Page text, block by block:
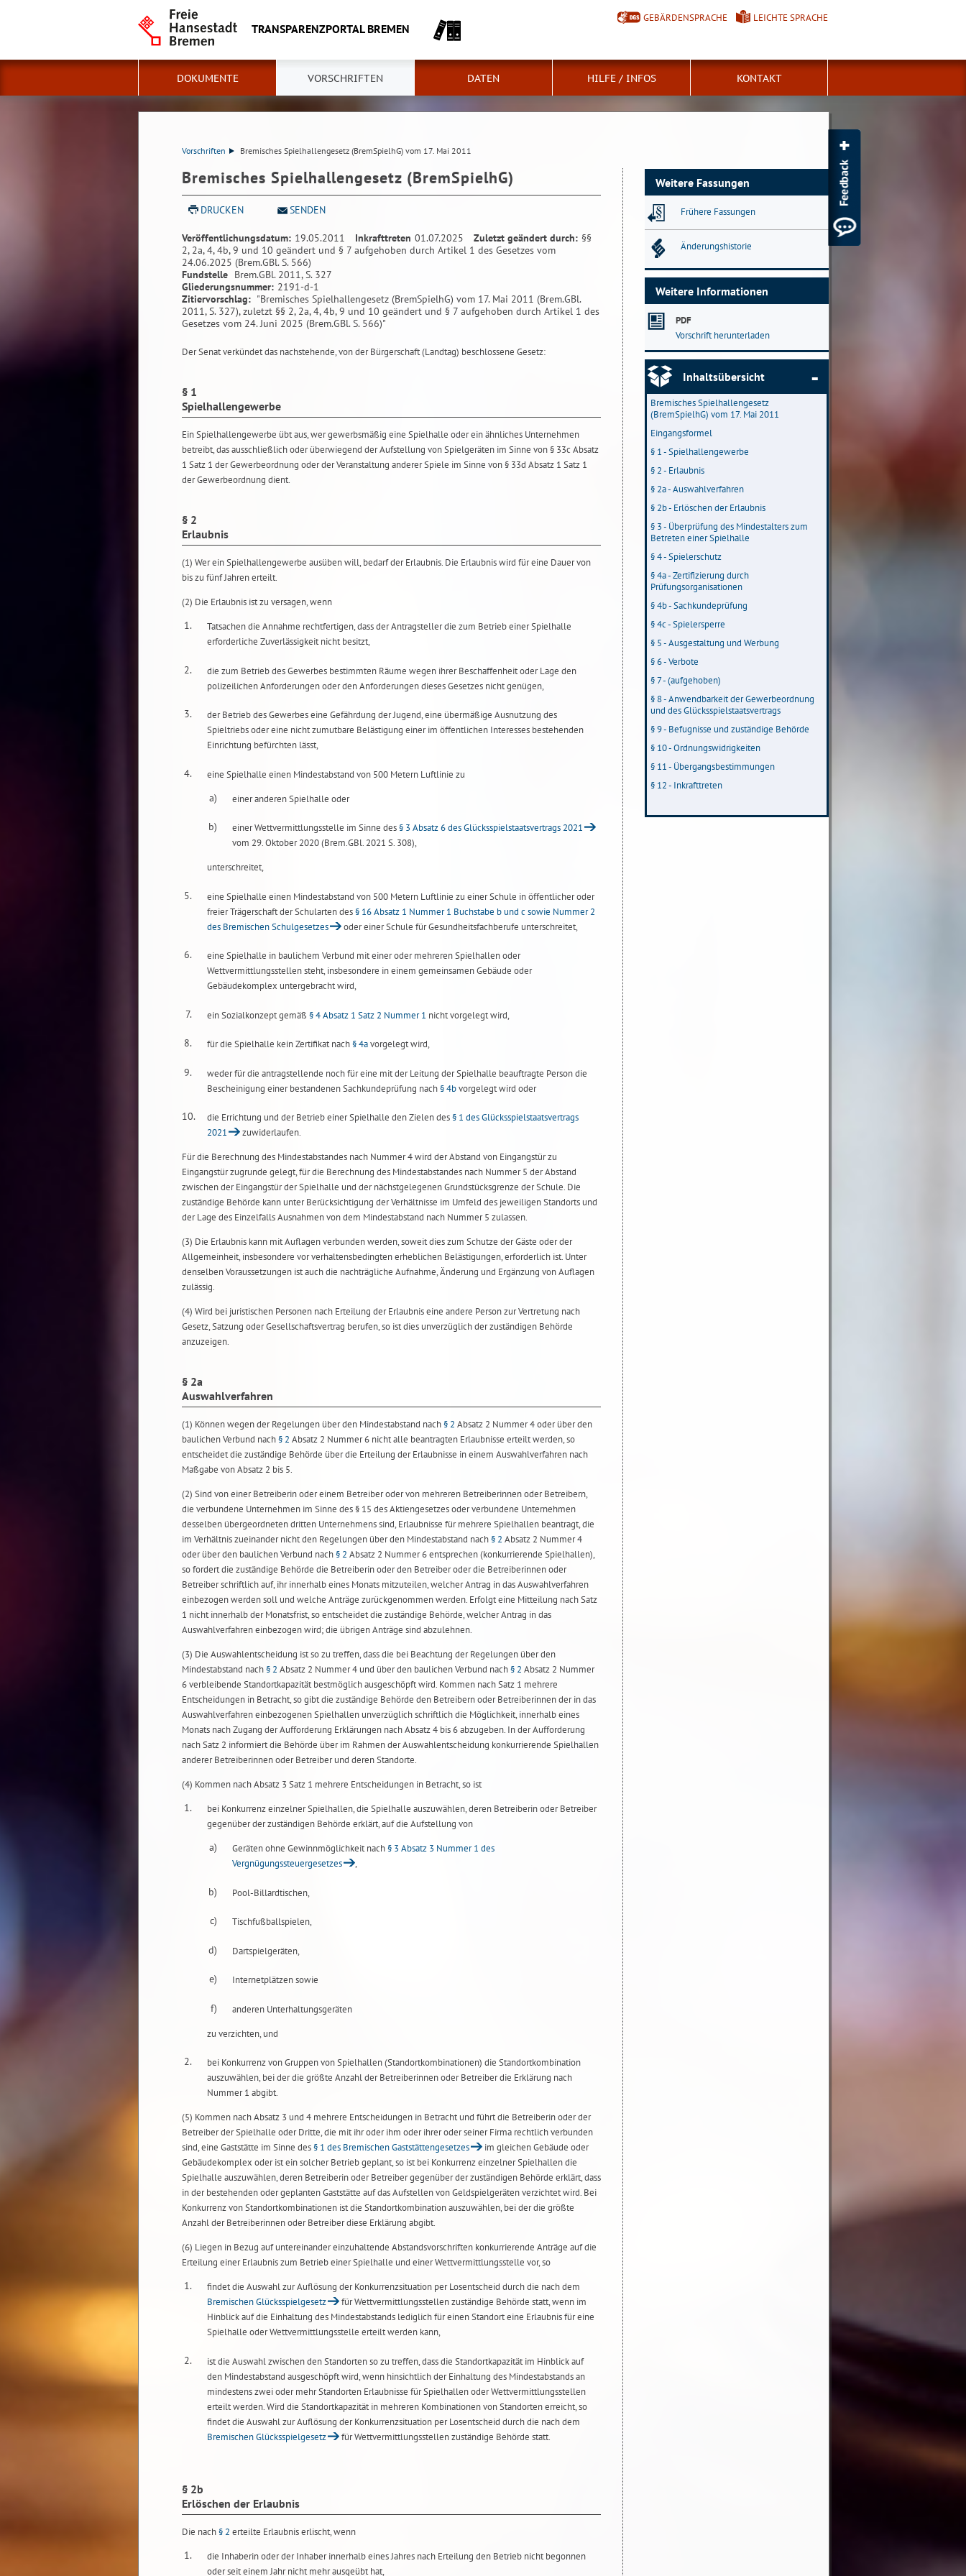
TRANSPARENZPORTAL BREMEN
GEBÄRDENSPRACHE LEICHTE SPRACHE
DOKUMENTE VORSCHRIFTEN DATEN HILFE / INFOS KONTAKT
Vorschriften Bremisches Spielhallengesetz (BremSpielhG) vom 17. Mai 2011
Bremisches Spielhallengesetz (BremSpielhG)
DRUCKEN SENDEN
Veröffentlichungsdatum: 19.05.2011 Inkrafttreten 01.07.2025 Zuletzt geändert durch: §§
2, 2a, 4, 4b, 9 und 10 geändert und § 7 aufgehoben durch Artikel 1 des Gesetzes vom
24.06.2025 (Brem.GBl. S. 566)
Fundstelle Brem.GBl. 2011, S. 327
Gliederungsnummer: 2191-d-1
Zitiervorschlag: "Bremisches Spielhallengesetz (BremSpielhG) vom 17. Mai 2011 (Brem.GBl.
2011, S. 327), zuletzt §§ 2, 2a, 4, 4b, 9 und 10 geändert und § 7 aufgehoben durch Artikel 1 des
Gesetzes vom 24. Juni 2025 (Brem.GBl. S. 566)"
Der Senat verkündet das nachstehende, von der Bürgerschaft (Landtag) beschlossene Gesetz:
§ 1
Spielhallengewerbe
Ein Spielhallengewerbe übt aus, wer gewerbsmäßig eine Spielhalle oder ein ähnliches Unternehmen
betreibt, das ausschließlich oder überwiegend der Aufstellung von Spielgeräten im Sinne von § 33c Absatz
1 Satz 1 der Gewerbeordnung oder der Veranstaltung anderer Spiele im Sinne von § 33d Absatz 1 Satz 1
der Gewerbeordnung dient.
§ 2
Erlaubnis
(1) Wer ein Spielhallengewerbe ausüben will, bedarf der Erlaubnis. Die Erlaubnis wird für eine Dauer von
bis zu fünf Jahren erteilt.
(2) Die Erlaubnis ist zu versagen, wenn
1.
Tatsachen die Annahme rechtfertigen, dass der Antragsteller die zum Betrieb einer Spielhalle
erforderliche Zuverlässigkeit nicht besitzt,
2.
die zum Betrieb des Gewerbes bestimmten Räume wegen ihrer Beschaffenheit oder Lage den
polizeilichen Anforderungen oder den Anforderungen dieses Gesetzes nicht genügen,
3.
der Betrieb des Gewerbes eine Gefährdung der Jugend, eine übermäßige Ausnutzung des
Spieltriebs oder eine nicht zumutbare Belästigung einer im öffentlichen Interesses bestehenden
Einrichtung befürchten lässt,
4. eine Spielhalle einen Mindestabstand von 500 Metern Luftlinie zu
a) einer anderen Spielhalle oder
b) einer Wettvermittlungsstelle im Sinne des§ 3 Absatz 6 des Glücksspielstaatsvertrags 2021
vom 29. Oktober 2020 (Brem.GBl. 2021 S. 308),
unterschreitet,
5.
eine Spielhalle einen Mindestabstand von 500 Metern Luftlinie zu einer Schule in öffentlicher oder
freier Trägerschaft der Schularten des§ 16 Absatz 1 Nummer 1 Buchstabe b und c sowie Nummer 2
des Bremischen Schulgesetzes
oder einer Schule für Gesundheitsfachberufe unterschreitet,
6.
eine Spielhalle in baulichem Verbund mit einer oder mehreren Spielhallen oder
Wettvermittlungsstellen steht, insbesondere in einem gemeinsamen Gebäude oder
Gebäudekomplex untergebracht wird,
7. ein Sozialkonzept gemäß§ 4 Absatz 1 Satz 2 Nummer 1 nicht vorgelegt wird,
8. für die Spielhalle kein Zertifikat nach§ 4avorgelegt wird,
9.
weder für die antragstellende noch für eine mit der Leitung der Spielhalle beauftragte Person die
Bescheinigung einer bestandenen Sachkundeprüfung nach§ 4bvorgelegt wird oder
10. die Errichtung und der Betrieb einer Spielhalle den Zielen des§ 1 des Glücksspielstaatsvertrags
2021
zuwiderlaufen.
Für die Berechnung des Mindestabstandes nach Nummer 4 wird der Abstand von Eingangstür zu
Eingangstür zugrunde gelegt, für die Berechnung des Mindestabstandes nach Nummer 5 der Abstand
zwischen der Eingangstür der Spielhalle und der nächstgelegenen Grundstücksgrenze der Schule. Die
zuständige Behörde kann unter Berücksichtigung der Verhältnisse im Umfeld des jeweiligen Standorts und
der Lage des Einzelfalls Ausnahmen von dem Mindestabstand nach Nummer 5 zulassen.
(3) Die Erlaubnis kann mit Auflagen verbunden werden, soweit dies zum Schutze der Gäste oder der
Allgemeinheit, insbesondere vor verhaltensbedingten erheblichen Belästigungen, erforderlich ist. Unter
denselben Voraussetzungen ist auch die nachträgliche Aufnahme, Änderung und Ergänzung von Auflagen
zulässig.
(4) Wird bei juristischen Personen nach Erteilung der Erlaubnis eine andere Person zur Vertretung nach
Gesetz, Satzung oder Gesellschaftsvertrag berufen, so ist dies unverzüglich der zuständigen Behörde
anzuzeigen.
§ 2a
Auswahlverfahren
(1) Können wegen der Regelungen über den Mindestabstand nach§ 2 Absatz 2 Nummer 4 oder über den
baulichen Verbund nach§ 2 Absatz 2 Nummer 6 nicht alle beantragten Erlaubnisse erteilt werden, so
entscheidet die zuständige Behörde über die Erteilung der Erlaubnisse in einem Auswahlverfahren nach
Maßgabe von Absatz 2 bis 5.
(2) Sind von einer Betreiberin oder einem Betreiber oder von mehreren Betreiberinnen oder Betreibern,
die verbundene Unternehmen im Sinne des § 15 des Aktiengesetzes oder verbundene Unternehmen
desselben übergeordneten dritten Unternehmens sind, Erlaubnisse für mehrere Spielhallen beantragt, die
im Verhältnis zueinander nicht den Regelungen über den Mindestabstand nach§ 2 Absatz 2 Nummer 4
oder über den baulichen Verbund nach§ 2 Absatz 2 Nummer 6 entsprechen (konkurrierende Spielhallen),
so fordert die zuständige Behörde die Betreiberin oder den Betreiber oder die Betreiberinnen oder
Betreiber schriftlich auf, ihr innerhalb eines Monats mitzuteilen, welcher Antrag in das Auswahlverfahren
einbezogen werden soll und welche Anträge zurückgenommen werden. Erfolgt eine Mitteilung nach Satz
1 nicht innerhalb der Monatsfrist, so entscheidet die zuständige Behörde, welcher Antrag in das
Auswahlverfahren einbezogen wird; die übrigen Anträge sind abzulehnen.
(3) Die Auswahlentscheidung ist so zu treffen, dass die bei Beachtung der Regelungen über den
Mindestabstand nach§ 2 Absatz 2 Nummer 4 und über den baulichen Verbund nach§ 2 Absatz 2 Nummer
6 verbleibende Standortkapazität bestmöglich ausgeschöpft wird. Kommen nach Satz 1 mehrere
Entscheidungen in Betracht, so gibt die zuständige Behörde den Betreibern oder Betreiberinnen der in das
Auswahlverfahren einbezogenen Spielhallen unverzüglich schriftlich die Möglichkeit, innerhalb eines
Monats nach Zugang der Aufforderung Erklärungen nach Absatz 4 bis 6 abzugeben. In der Aufforderung
nach Satz 2 informiert die Behörde über im Rahmen der Auswahlentscheidung konkurrierende Spielhallen
anderer Betreiberinnen oder Betreiber und deren Standorte.
(4) Kommen nach Absatz 3 Satz 1 mehrere Entscheidungen in Betracht, so ist
1.
bei Konkurrenz einzelner Spielhallen, die Spielhalle auszuwählen, deren Betreiberin oder Betreiber
gegenüber der zuständigen Behörde erklärt, auf die Aufstellung von
a) Geräten ohne Gewinnmöglichkeit nach§ 3 Absatz 3 Nummer 1 des
Vergnügungssteuergesetzes
,
b) Pool-Billardtischen,
c) Tischfußballspielen,
d) Dartspielgeräten,
e) Internetplätzen sowie
f)
anderen Unterhaltungsgeräten
zu verzichten, und
2.
bei Konkurrenz von Gruppen von Spielhallen (Standortkombinationen) die Standortkombination
auszuwählen, bei der die größte Anzahl der Betreiberinnen oder Betreiber die Erklärung nach
Nummer 1 abgibt.
(5) Kommen nach Absatz 3 und 4 mehrere Entscheidungen in Betracht und führt die Betreiberin oder der
Betreiber der Spielhalle oder Dritte, die mit ihr oder ihm oder ihrer oder seiner Firma rechtlich verbunden
sind, eine Gaststätte im Sinne des§ 1 des Bremischen Gaststättengesetzes
im gleichen Gebäude oder
Gebäudekomplex oder ist ein solcher Betrieb geplant, so ist bei Konkurrenz einzelner Spielhallen die
Spielhalle auszuwählen, deren Betreiberin oder Betreiber gegenüber der zuständigen Behörde erklärt, dass
in der bestehenden oder geplanten Gaststätte auf das Aufstellen von Geldspielgeräten verzichtet wird. Bei
Konkurrenz von Standortkombinationen ist die Standortkombination auszuwählen, bei der die größte
Anzahl der Betreiberinnen oder Betreiber diese Erklärung abgibt.
(6) Liegen in Bezug auf untereinander einzuhaltende Abstandsvorschriften konkurrierende Anträge auf die
Erteilung einer Erlaubnis zum Betrieb einer Spielhalle und einer Wettvermittlungsstelle vor, so
1.
findet die Auswahl zur Auflösung der Konkurrenzsituation per Losentscheid durch die nach dem
Bremischen Glücksspielgesetz
für Wettvermittlungsstellen zuständige Behörde statt, wenn im
Hinblick auf die Einhaltung des Mindestabstands lediglich für einen Standort eine Erlaubnis für eine
Spielhalle oder Wettvermittlungsstelle erteilt werden kann,
2.
ist die Auswahl zwischen den Standorten so zu treffen, dass die Standortkapazität im Hinblick auf
den Mindestabstand ausgeschöpft wird, wenn hinsichtlich der Einhaltung des Mindestabstands an
mindestens zwei oder mehr Standorten Erlaubnisse für Spielhallen oder Wettvermittlungsstellen
erteilt werden. Wird die Standortkapazität in mehreren Kombinationen von Standorten erreicht, so
findet die Auswahl zur Auflösung der Konkurrenzsituation per Losentscheid durch die nach dem
Bremischen Glücksspielgesetz
für Wettvermittlungsstellen zuständige Behörde statt.
§ 2b
Erlöschen der Erlaubnis
Die nach§ 2 erteilte Erlaubnis erlischt, wenn
1.
die Inhaberin oder der Inhaber innerhalb eines Jahres nach Erteilung den Betrieb nicht begonnen
oder seit einem Jahr nicht mehr ausgeübt hat,
Weitere Fassungen
Frühere Fassungen
Änderungshistorie
Weitere Informationen
PDF
Vorschrift herunterladen
Inhaltsübersicht
Bremisches Spielhallengesetz
(BremSpielhG) vom 17. Mai 2011
Eingangsformel
§ 1 - Spielhallengewerbe
§ 2 - Erlaubnis
§ 2a - Auswahlverfahren
§ 2b - Erlöschen der Erlaubnis
§ 3 - Überprüfung des Mindestalters zum
Betreten einer Spielhalle
§ 4 - Spielerschutz
§ 4a - Zertifizierung durch
Prüfungsorganisationen
§ 4b - Sachkundeprüfung
§ 4c - Spielersperre
§ 5 - Ausgestaltung und Werbung
§ 6 - Verbote
§ 7 - (aufgehoben)
§ 8 - Anwendbarkeit der Gewerbeordnung
und des Glücksspielstaatsvertrags
§ 9 - Befugnisse und zuständige Behörde
§ 10 - Ordnungswidrigkeiten
§ 11 - Übergangsbestimmungen
§ 12 - Inkrafttreten